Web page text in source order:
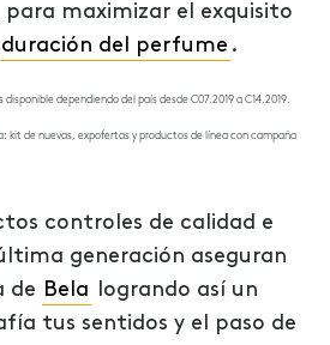
maximizar el exquisito
duración del perfume .
dependiendo del país desde C07.2019 a C14.2019.
kit de nuevas, expofertas y productos de línea con campaña
controles de calidad e
generación aseguran
de Bela logrando así un
tus sentidos y el paso de